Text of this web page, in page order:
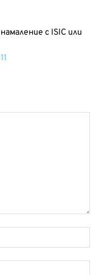
с ISIC или